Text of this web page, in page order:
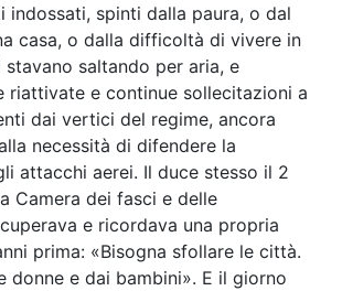
indossati, spinti dalla paura, o dal
casa, o dalla difficoltà di vivere in
saltando per aria, e
riattivate e continue sollecitazioni a
dai vertici del regime, ancora
necessità di difendere la
attacchi aerei. Il duce stesso il 2
Camera dei fasci e delle
e ricordava una propria
prima: «Bisogna sfollare le città.
donne e dai bambini». E il giorno